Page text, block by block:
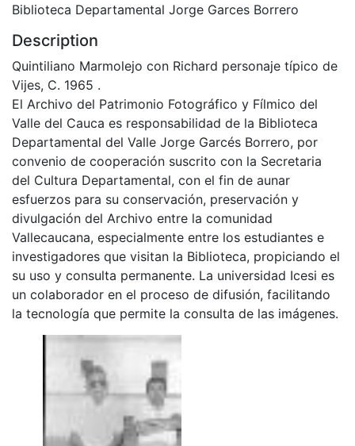
Biblioteca Departamental Jorge Garces Borrero
Description
Quintiliano Marmolejo con Richard personaje típico de
Vijes, C. 1965 .
El Archivo del Patrimonio Fotográfico y Fílmico del
Valle del Cauca es responsabilidad de la Biblioteca
Departamental del Valle Jorge Garcés Borrero, por
convenio de cooperación suscrito con la Secretaria
del Cultura Departamental, con el fin de aunar
esfuerzos para su conservación, preservación y
divulgación del Archivo entre la comunidad
Vallecaucana, especialmente entre los estudiantes e
investigadores que visitan la Biblioteca, propiciando el
su uso y consulta permanente. La universidad Icesi es
un colaborador en el proceso de difusión, facilitando
la tecnología que permite la consulta de las imágenes.